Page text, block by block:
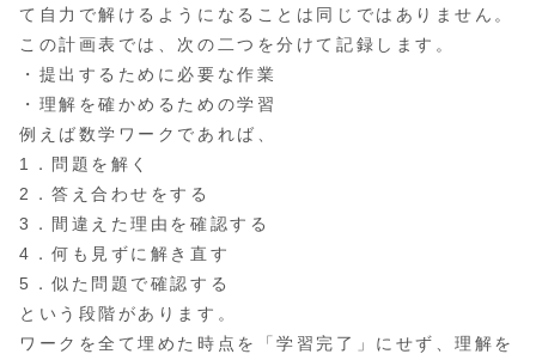
て自力で解けるようになることは同じではありません。
この計画表では、次の二つを分けて記録します。
・提出するために必要な作業
・理解を確かめるための学習
例えば数学ワークであれば、
1．問題を解く
2．答え合わせをする
3．間違えた理由を確認する
4．何も見ずに解き直す
5．似た問題で確認する
という段階があります。
ワークを全て埋めた時点を「学習完了」にせず、理解を